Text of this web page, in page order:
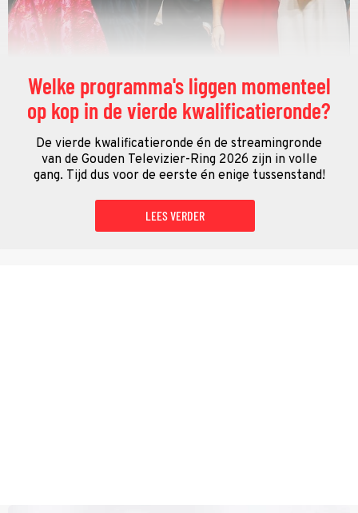
Welke programma's liggen momenteel
op kop in de vierde kwalificatieronde?
De vierde kwalificatieronde én de streamingronde
van de Gouden Televizier-Ring 2026 zijn in volle
gang. Tijd dus voor de eerste én enige tussenstand!
LEES VERDER